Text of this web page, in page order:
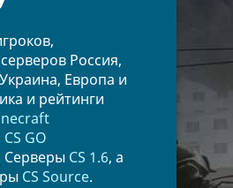
Россия,
Европа и
и рейтинги
CS GO
Серверы CS 1.6, а
CS Source.